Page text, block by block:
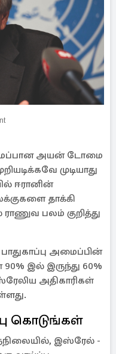
அயன் டோமை
முடியாது
ஈரானின்
தாக்கி
பலம் குறித்து
அமைப்பின்
இல் இருந்து 60%
அதிகாரிகள்
கொடுங்கள்
இஸ்ரேல் -